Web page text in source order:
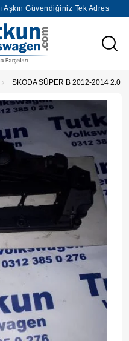
Aşkın Güvendiğiniz Tek Adres
SKODA SÜPER B 2012-2014 2.0